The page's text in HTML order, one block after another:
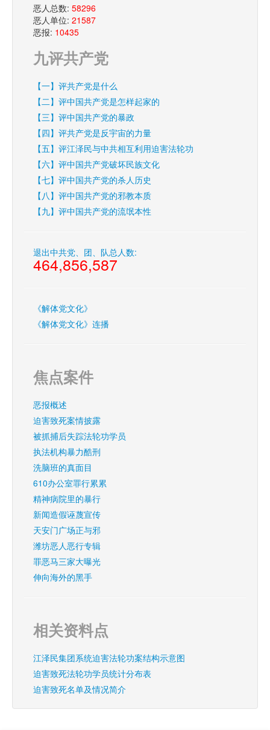
恶人总数: 58296
恶人单位: 21587
恶报: 10435
九评共产党
【一】评共产党是什么
【二】评中国共产党是怎样起家的
【三】评中国共产党的暴政
【四】评共产党是反宇宙的力量
【五】评江泽民与中共相互利用迫害法轮功
【六】评中国共产党破坏民族文化
【七】评中国共产党的杀人历史
【八】评中国共产党的邪教本质
【九】评中国共产党的流氓本性
退出中共党、团、队总人数:
464,856,587
《解体党文化》
《解体党文化》连播
焦点案件
恶报概述
迫害致死案情披露
被抓捕后失踪法轮功学员
执法机构暴力酷刑
洗脑班的真面目
610办公室罪行累累
精神病院里的暴行
新闻造假诬蔑宣传
天安门广场正与邪
潍坊恶人恶行专辑
罪恶马三家大曝光
伸向海外的黑手
相关资料点
江泽民集团系统迫害法轮功案结构示意图
迫害致死法轮功学员统计分布表
迫害致死名单及情况简介